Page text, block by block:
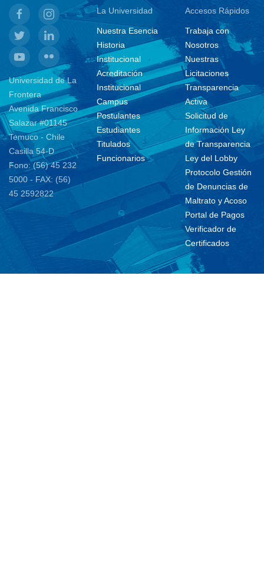
Universidad de La
Frontera
Avenida Francisco
Salazar #01145
Temuco - Chile
Casilla 54-D
Fono: (56) 45 232
5000 - FAX: (56)
45 2592822
La Universidad
Nuestra Esencia
Historia
Institucional
Acreditación
Institucional
Campus
Postulantes
Estudiantes
Titulados
Funcionarios
Accesos Rápidos
Trabaja con
Nosotros
Nuestras
Licitaciones
Transparencia
Activa
Solicitud de
Información Ley
de Transparencia
Ley del Lobby
Protocolo Gestión
de Denuncias de
Maltrato y Acoso
Portal de Pagos
Verificador de
Certificados